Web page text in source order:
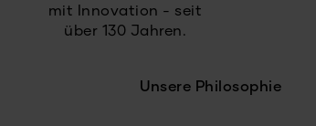
mit Innovation - seit
über 130 Jahren.
Unsere Philosophie